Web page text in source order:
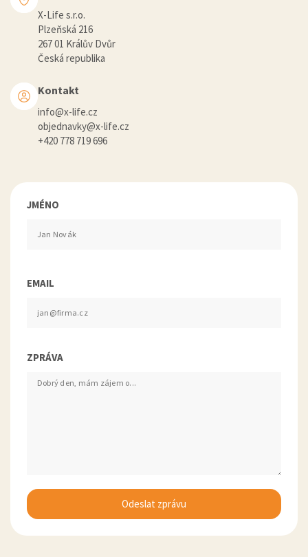
X-Life s.r.o.
Plzeňská 216
267 01 Králův Dvůr
Česká republika
Kontakt
info@x-life.cz
objednavky@x-life.cz
+420 778 719 696
JMÉNO
EMAIL
ZPRÁVA